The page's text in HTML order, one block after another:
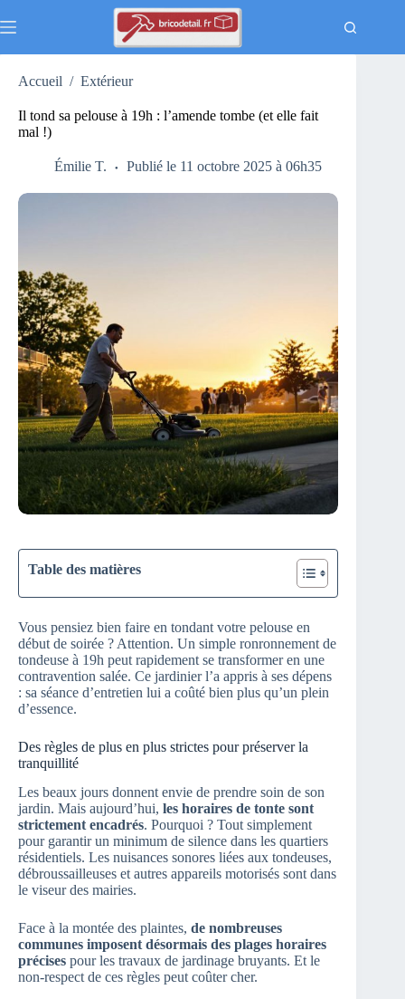
au
Accueil / Extérieur
Il tond sa pelouse à 19h : l’amende tombe (et elle fait
mal !)
Émilie T. Publié le 11 octobre 2025 à 06h35
Table des matières
Vous pensiez bien faire en tondant votre pelouse en
début de soirée ? Attention. Un simple ronronnement de
tondeuse à 19h peut rapidement se transformer en une
contravention salée. Ce jardinier l’a appris à ses dépens
: sa séance d’entretien lui a coûté bien plus qu’un plein
d’essence.
Des règles de plus en plus strictes pour préserver la
tranquillité
Les beaux jours donnent envie de prendre soin de son
jardin. Mais aujourd’hui, les horaires de tonte sont
strictement encadrés. Pourquoi ? Tout simplement
pour garantir un minimum de silence dans les quartiers
résidentiels. Les nuisances sonores liées aux tondeuses,
débroussailleuses et autres appareils motorisés sont dans
le viseur des mairies.
Face à la montée des plaintes, de nombreuses
communes imposent désormais des plages horaires
précises pour les travaux de jardinage bruyants. Et le
non-respect de ces règles peut coûter cher.